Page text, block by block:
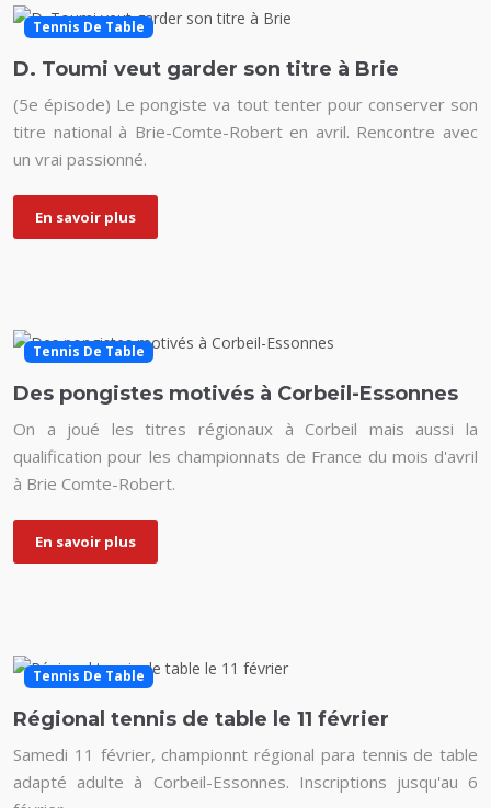
Tennis De Table
D. Toumi veut garder son titre à Brie
(5e épisode) Le pongiste va tout tenter pour conserver son
titre national à Brie-Comte-Robert en avril. Rencontre avec
un vrai passionné.
En savoir plus
Tennis De Table
Des pongistes motivés à Corbeil-Essonnes
On a joué les titres régionaux à Corbeil mais aussi la
qualification pour les championnats de France du mois d'avril
à Brie Comte-Robert.
En savoir plus
Tennis De Table
Régional tennis de table le 11 février
Samedi 11 février, championnt régional para tennis de table
adapté adulte à Corbeil-Essonnes. Inscriptions jusqu'au 6